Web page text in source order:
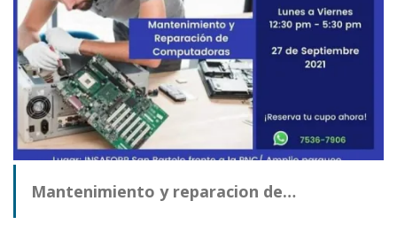
Mantenimiento y reparacion de…